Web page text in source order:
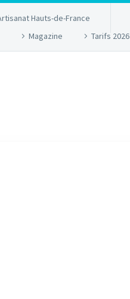
Hauts-de-France
Magazine
Tarifs 2026